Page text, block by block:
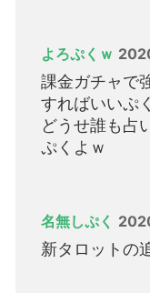
よろぷくｗ
課金ガチャで
すればいいぷ
どうせ誰も占
ぷくよｗ
名無しぷく
新タロットの